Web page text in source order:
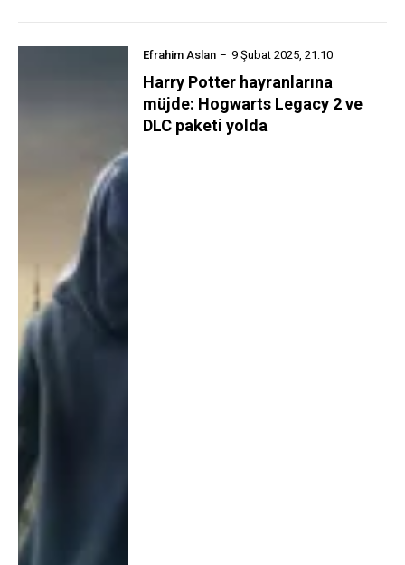
Efrahim Aslan 9 Şubat 2025, 21:10
Harry Potter hayranlarına
müjde: Hogwarts Legacy 2 ve
DLC paketi yolda